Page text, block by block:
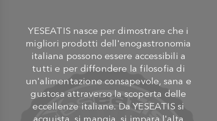
YESEATIS nasce per dimostrare che i
migliori prodotti dell'enogastronomia
italiana possono essere accessibili a
tutti e per diffondere la filosofia di
un'alimentazione consapevole, sana e
gustosa attraverso la scoperta delle
eccellenze italiane. Da YESEATIS si